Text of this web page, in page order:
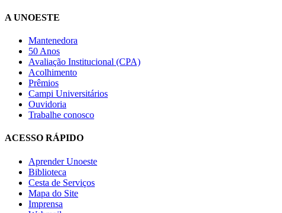
A UNOESTE
Mantenedora
50 Anos
Avaliação Institucional (CPA)
Acolhimento
Prêmios
Campi Universitários
Ouvidoria
Trabalhe conosco
ACESSO RÁPIDO
Aprender Unoeste
Biblioteca
Cesta de Serviços
Mapa do Site
Imprensa